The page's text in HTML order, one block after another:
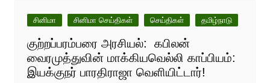
சினிமா சினிமா செய்திகள் செய்திகள் தமிழ்நாடு
குற்றப்பரம்பரை அரசியல்: கபிலன்
வைரமுத்துவின் மாக்கியவெல்லி காப்பியம்:
இயக்குநர் பாரதிராஜா வெளியிட்டார்!